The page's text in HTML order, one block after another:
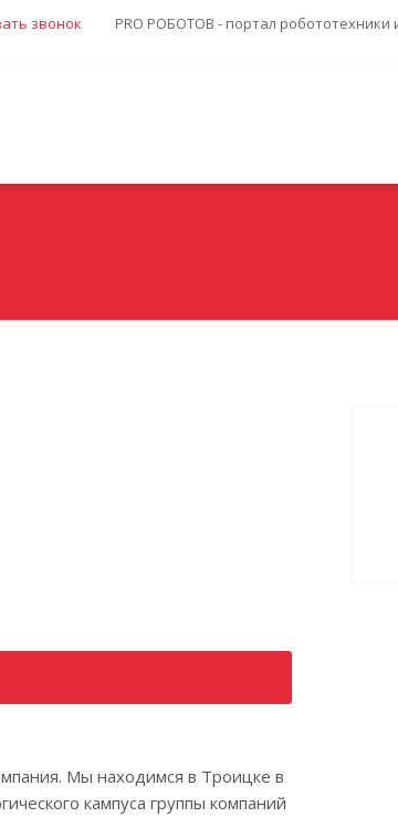
PRO РОБОТОВ - портал робототехники
звонок
Мы находимся в Троицке в
кампуса группы компаний